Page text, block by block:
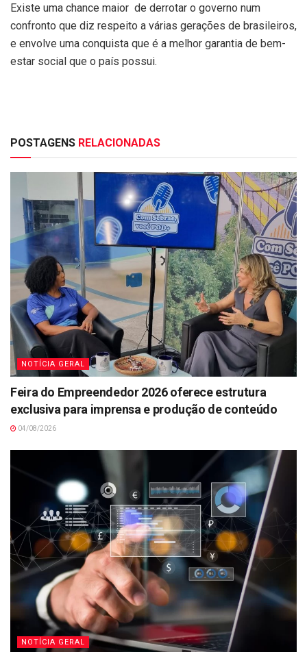
Existe uma chance maior de derrotar o governo num
confronto que diz respeito a várias gerações de brasileiros,
e envolve uma conquista que é a melhor garantia de bem-
estar social que o país possui.
POSTAGENS RELACIONADAS
NOTÍCIA GERAL
Feira do Empreendedor 2026 oferece estrutura
exclusiva para imprensa e produção de conteúdo
04/08/2026
NOTÍCIA GERAL